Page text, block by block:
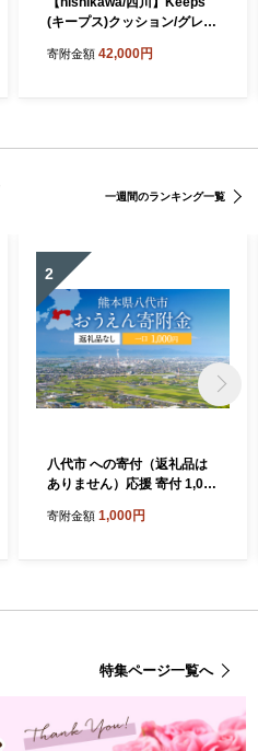
(キープス)クッション/グレー
寄附金額 42,000円
一週間のランキング一覧
2
八代市 への寄付（返礼品は
ありません）応援 寄付 1,000
寄附金額 1,000円
特集ページ一覧へ